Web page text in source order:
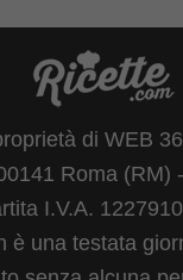
di WEB
Roma (RM)
I.V.A.
è una testata